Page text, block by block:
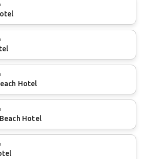
Hotel
Hotel